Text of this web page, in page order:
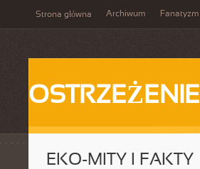
Strona główna Archiwum Fanatyzm
OSTRZEŻENIE
EKO-MITY I FAKTY